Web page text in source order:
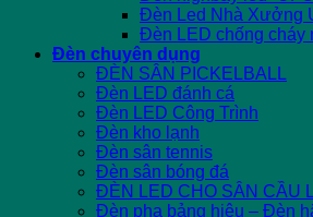
Đèn Led Nhà Xưởng
Đèn LED chống cháy
Đèn chuyên dụng
ĐÈN SÂN PICKELBALL
Đèn LED đánh cá
Đèn LED Công Trình
Đèn kho lạnh
Đèn sân tennis
Đèn sân bóng đá
ĐÈN LED CHO SÂN CẦU
Đèn pha bảng hiệu – Đèn